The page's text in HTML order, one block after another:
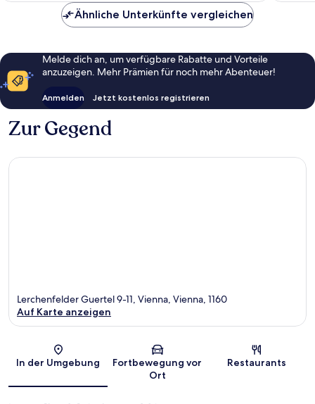
Ähnliche Unterkünfte vergleichen
Melde dich an, um verfügbare Rabatte und Vorteile
anzuzeigen. Mehr Prämien für noch mehr Abenteuer!
Anmelden Jetzt kostenlos registrieren
Zur Gegend
Karte
Lerchenfelder Guertel 9-11, Vienna, Vienna, 1160
Auf Karte anzeigen
In der Umgebung
Fortbewegung vor
Ort
Restaurants